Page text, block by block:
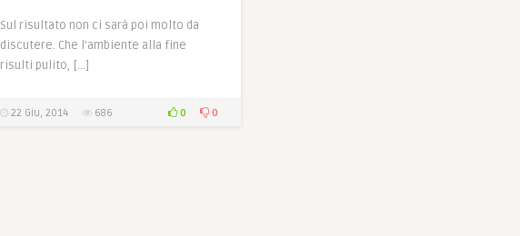
Sul risultato non ci sarà poi molto da
discutere. Che l’ambiente alla fine
risulti pulito, […]
22 Giu, 2014 686 0 0